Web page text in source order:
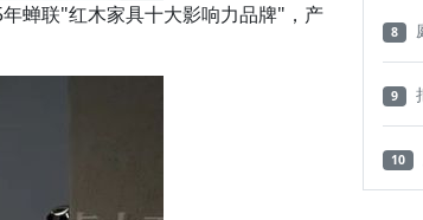
蝉联"红木家具十大影响力品牌"，产
8
9
10